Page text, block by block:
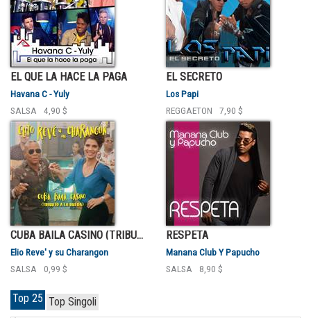
EL QUE LA HACE LA PAGA
Havana C - Yuly
SALSA
4,90 $
EL SECRETO
Los Papi
REGGAETON
7,90 $
CUBA BAILA CASINO (TRIBUTO A LA RUEDA)
Elio Reve' y su Charangon
SALSA
0,99 $
RESPETA
Manana Club Y Papucho
SALSA
8,90 $
Top 25 Top Singoli